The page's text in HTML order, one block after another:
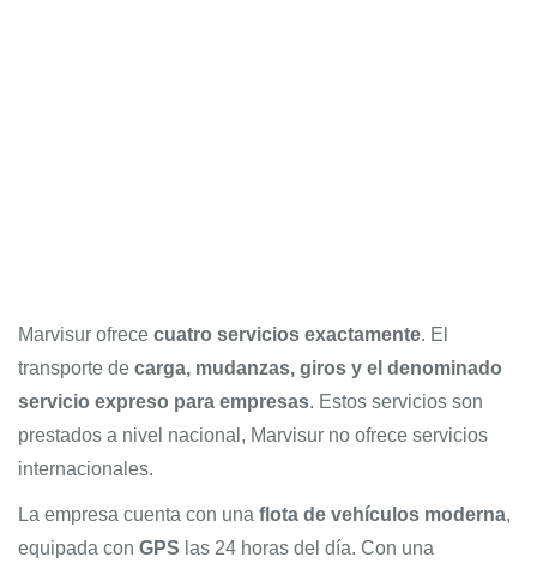
Marvisur ofrece cuatro servicios exactamente. El
transporte de carga, mudanzas, giros y el denominado
servicio expreso para empresas. Estos servicios son
prestados a nivel nacional, Marvisur no ofrece servicios
internacionales.
La empresa cuenta con una flota de vehículos moderna,
equipada con GPS las 24 horas del día. Con una